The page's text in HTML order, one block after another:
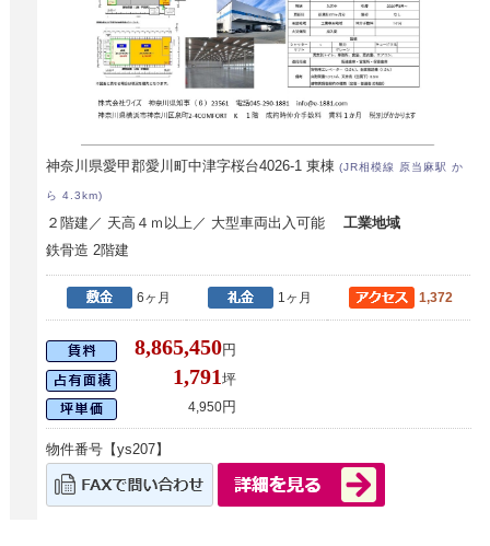
神奈川県愛甲郡愛川町中津字桜台4026-1 東棟(JR相模線 原当麻駅 か
ら 4.3km)
２階建／ 天高４ｍ以上／ 大型車両出入可能工業地域
鉄骨造 2階建
6ヶ月 1ヶ月 1,372
8,865,450円
1,791坪
4,950円
物件番号【ys207】